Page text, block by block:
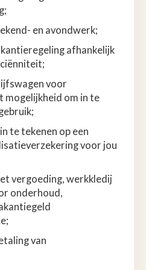
en avondwerk;
afhankelijk
voor
mogelijkheid om in te
te tekenen op een
voor jou
vergoeding, werkkledij
onderhoud,
van